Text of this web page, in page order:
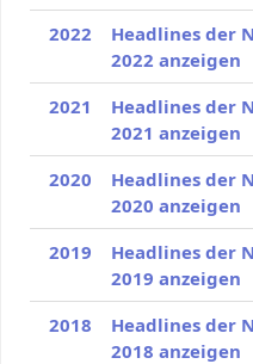
2022
Headlines der
2022 anzeigen
2021
Headlines der
2021 anzeigen
2020
Headlines der
2020 anzeigen
2019
Headlines der
2019 anzeigen
2018
Headlines der
2018 anzeigen